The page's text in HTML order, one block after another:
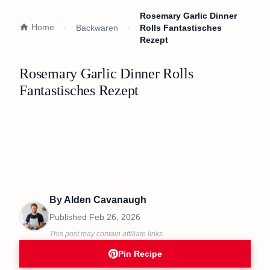
Home Backwaren
Rosemary Garlic Dinner
Rolls Fantastisches
Rezept
Rosemary Garlic Dinner Rolls
Fantastisches Rezept
ByAlden Cavanaugh
Published Feb 26, 2026
This post may contain affiliate links.
Pin Recipe